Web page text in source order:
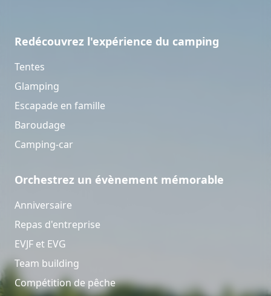
Redécouvrez l'expérience du camping
Tentes
Glamping
Escapade en famille
Baroudage
Camping-car
Orchestrez un évènement mémorable
Anniversaire
Repas d'entreprise
EVJF et EVG
Team building
Compétition de pêche